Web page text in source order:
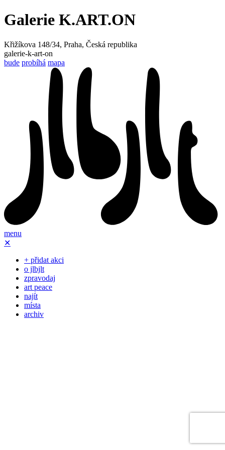
Galerie K.ART.ON
Křižíkova 148/34, Praha, Česká republika
galerie-k-art-on
bude probíhá mapa
menu
✕
+ přidat akci
o jlbjlt
zpravodaj
art peace
najít
místa
archiv